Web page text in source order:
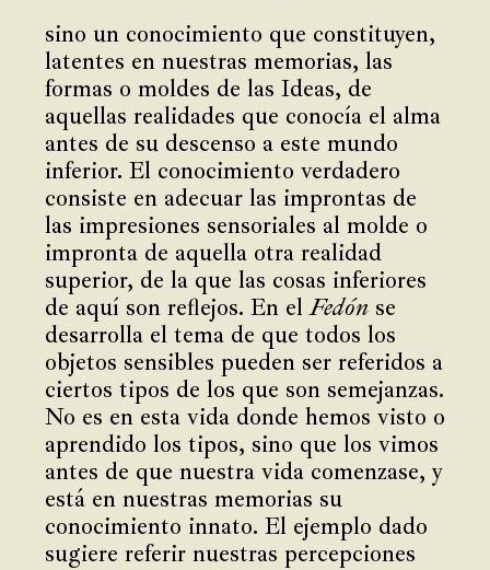
sino un conocimiento que constituyen,
latentes en nuestras memorias, las
formas o moldes de las Ideas, de
aquellas realidades que conocía el alma
antes de su descenso a este mundo
inferior. El conocimiento verdadero
consiste en adecuar las improntas de
las impresiones sensoriales al molde o
impronta de aquella otra realidad
superior, de la que las cosas inferiores
de aquí son reflejos. En elFedónse
desarrolla el tema de que todos los
objetos sensibles pueden ser referidos a
ciertos tipos de los que son semejanzas.
No es en esta vida donde hemos visto o
aprendido los tipos, sino que los vimos
antes de que nuestra vida comenzase, y
está en nuestras memorias su
conocimiento innato. El ejemplo dado
sugiere referir nuestras percepciones